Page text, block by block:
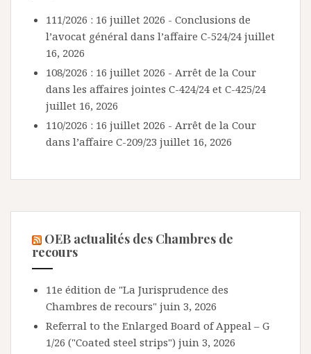
111/2026 : 16 juillet 2026 - Conclusions de
l’avocat général dans l’affaire C-524/24 juillet
16, 2026
108/2026 : 16 juillet 2026 - Arrêt de la Cour
dans les affaires jointes C-424/24 et C-425/24
juillet 16, 2026
110/2026 : 16 juillet 2026 - Arrêt de la Cour
dans l’affaire C-209/23 juillet 16, 2026
OEB actualités des Chambres de
recours
11e édition de "La Jurisprudence des
Chambres de recours" juin 3, 2026
Referral to the Enlarged Board of Appeal – G
1/26 ("Coated steel strips") juin 3, 2026